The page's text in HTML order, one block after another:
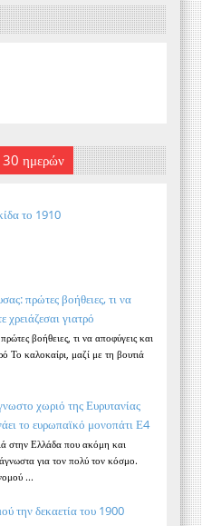
30 ημερών
το 1910
πρώτες βοήθειες, τι να
χρειάζεσαι γιατρό
βοήθειες, τι να αποφύγεις και
Το καλοκαίρι, μαζί με τη βουτιά
χωριό της Ευρυτανίας
το ευρωπαϊκό μονοπάτι Ε4
στην Ελλάδα που ακόμη και
για τον πολύ τον κόσμο.
...
την δεκαετία του 1900